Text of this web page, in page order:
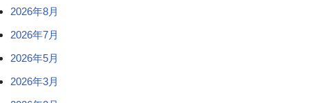
2026年8月
2026年7月
2026年5月
2026年3月